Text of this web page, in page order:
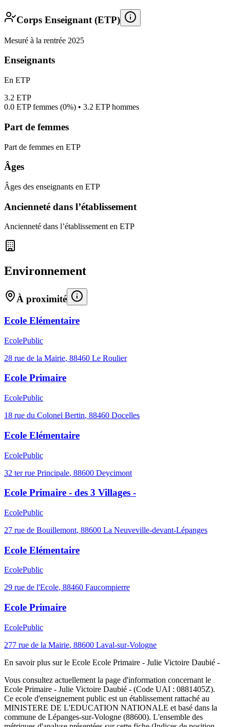
Corps Enseignant (ETP)
Mesuré à la rentrée 2025
Enseignants
En ETP
3.2 ETP
0.0 ETP femmes (0%) • 3.2 ETP hommes
Part de femmes
Part de femmes en ETP
Âges
Âges des enseignants en ETP
Ancienneté dans l’établissement
Ancienneté dans l’établissement en ETP
Environnement
À proximité
Ecole Elémentaire
EcolePublic
28 rue de la Mairie, 88460 Le Roulier
Ecole Primaire
EcolePublic
18 rue du Colonel Bertin, 88460 Docelles
Ecole Elémentaire
EcolePublic
32 ter rue Principale, 88600 Deycimont
Ecole Primaire - des 3 Villages -
EcolePublic
27 rue de Bouillemont, 88600 La Neuveville-devant-Lépanges
Ecole Elémentaire
EcolePublic
29 rue de l'Ecole, 88460 Faucompierre
Ecole Primaire
EcolePublic
277 rue de la Mairie, 88600 Laval-sur-Vologne
En savoir plus sur le Ecole Ecole Primaire - Julie Victoire Daubié -
Vous consultez actuellement la page d'information concernant le
Ecole Primaire - Julie Victoire Daubié - (Code UAI : 0881405Z).
Ce ecole d'enseignement public est un établissement rattaché au
MINISTERE DE L'EDUCATION NATIONALE et basé dans la
commune de Lépanges-sur-Vologne (88600). L'ensemble des